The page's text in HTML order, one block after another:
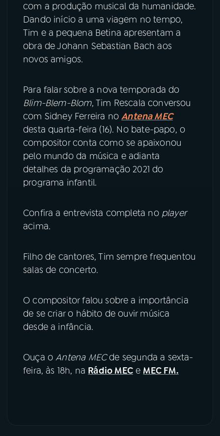
com a produção musical da humanidade.
Dando início a uma viagem no tempo,
Tim e a pequena Betina apresentam a
obra de Johann Sebastian Bach aos
novos amigos.
Para falar sobre a nova temporada do
Blim-Blem-Blom, Tim Rescala conversou
com Sidney Ferreira noAntena MEC
desta quarta-feira (16). No bate-papo, o
compositor conta como se apaixonou
pelo mundo da música e adianta
detalhes da programação 2021 do
programa infantil.
Confira a entrevista completa no player
acima.
Filho de cantores, Tim sempre frequentou
salas de concerto.
O compositor falou sobre a importância
de se criar o hábito de ouvir música
desde a infância.
Ouça oAntena MECde segunda a sexta-
feira, às 18h, na Rádio MECe MEC FM.